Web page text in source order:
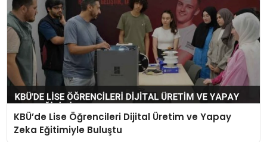
KBÜ’de Lise Öğrencileri Dijital Üretim ve Yapay
Zeka Eğitimiyle Buluştu